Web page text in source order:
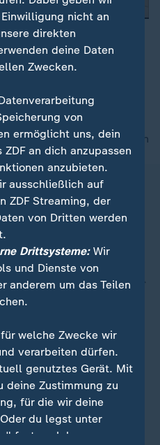
Schauer. Im Südosten
Die
20 und 29 Grad.
nach oben
nicht an
direkten
deine Daten
Zwecken.
von
ermöglicht uns, dein
an dich anzupassen
anzubieten.
ausschließlich auf
ZDF Streaming, der
von Dritten werden
Drittsysteme:Wir
und Dienste von
anderem um das Teilen
welche Zwecke wir
verarbeiten dürfen.
genutztes Gerät. Mit
Zustimmung zu
für die wir deine
du legst unter
fest, welchen